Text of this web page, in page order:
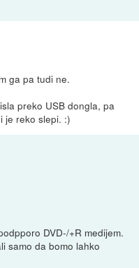
ga pa tudi ne.
preko USB dongla, pa
je reko slepi. :)
DVD-/+R medijem.
samo da bomo lahko